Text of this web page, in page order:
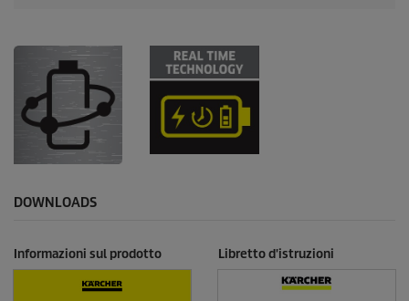
DOWNLOADS
Informazioni sul prodotto Libretto d'istruzioni